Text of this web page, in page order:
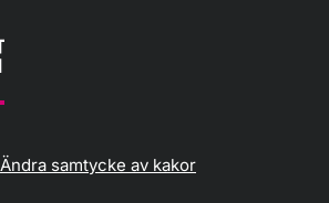
Ändra samtycke av kakor